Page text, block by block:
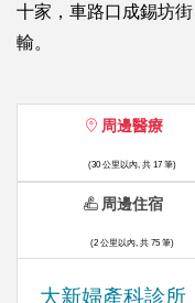
十家，車路口成錫坊
輸。
周邊醫療
(30 公里以內, 共 17 筆)
大新婦產科診所
周邊住宿
(2 公里以內, 共 75 筆)